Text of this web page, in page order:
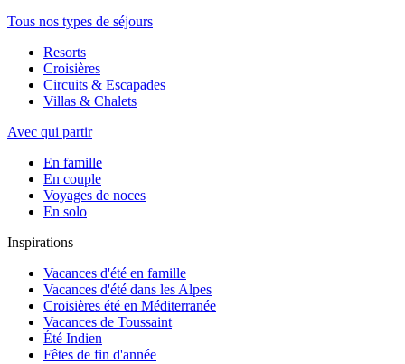
Tous nos types de séjours
Resorts
Croisières
Circuits & Escapades
Villas & Chalets
Avec qui partir
En famille
En couple
Voyages de noces
En solo
Inspirations
Vacances d'été en famille
Vacances d'été dans les Alpes
Croisières été en Méditerranée
Vacances de Toussaint
Été Indien
Fêtes de fin d'année